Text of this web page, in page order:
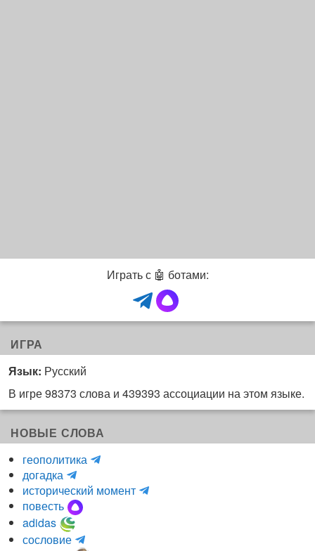
Играть с 🤖 ботами:
ИГРА
Язык: Русский
В игре 98373 слова и 439393 ассоциации на этом языке.
НОВЫЕ СЛОВА
геополитика
H
d
догадка
m
a
r
r
r
исторический момент
и
повесть
adidas
сословие
m